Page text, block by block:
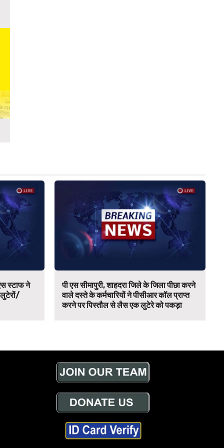
स्टाफ ने
लुटेरों/
पी एस सीमापुरी, शाहदरा जिले के जिला पीछा करने
वाले दस्ते के कर्मचारियों ने पीसीआर कॉल प्राप्त
करने पर पिस्तौल से लैस एक लुटेरे को पकड़ा